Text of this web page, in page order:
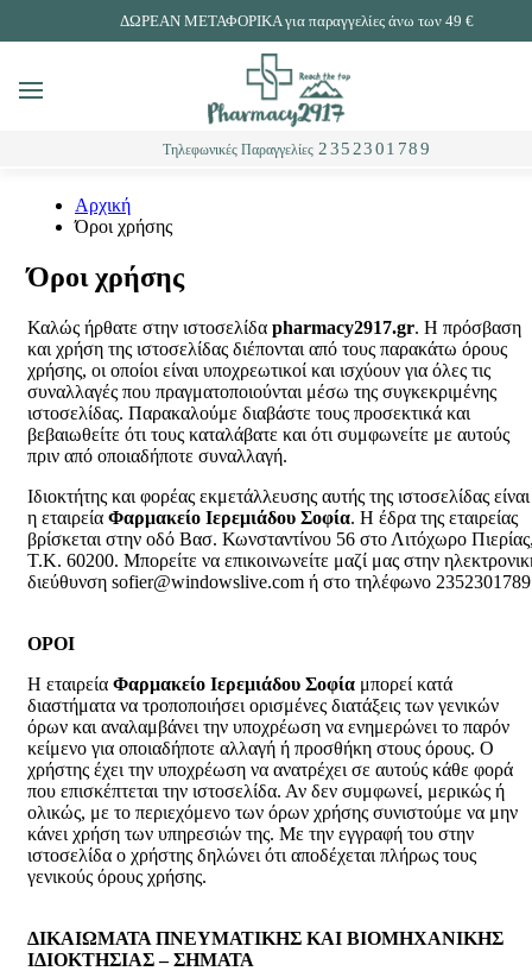
ΔΩΡΕΑΝ ΜΕΤΑΦΟΡΙΚΑ για παραγγελίες άνω των 49 €
Τηλεφωνικές Παραγγελίες 2352301789
MENU
Αρχική
Όροι χρήσης
Όροι χρήσης
Καλώς ήρθατε στην ιστοσελίδα pharmacy2917.gr. Η πρόσβαση
και χρήση της ιστοσελίδας διέπονται από τους παρακάτω όρους
χρήσης, οι οποίοι είναι υποχρεωτικοί και ισχύουν για όλες τις
συναλλαγές που πραγματοποιούνται μέσω της συγκεκριμένης
ιστοσελίδας. Παρακαλούμε διαβάστε τους προσεκτικά και
βεβαιωθείτε ότι τους καταλάβατε και ότι συμφωνείτε με αυτούς
πριν από οποιαδήποτε συναλλαγή.
Ιδιοκτήτης και φορέας εκμετάλλευσης αυτής της ιστοσελίδας είναι
η εταιρεία Φαρμακείο Ιερεμιάδου Σοφία. Η έδρα της εταιρείας
βρίσκεται στην οδό Βασ. Κωνσταντίνου 56 στο Λιτόχωρο
Τ.Κ. 60200. Μπορείτε να επικοινωνείτε μαζί μας στην
διεύθυνση sofier@windowslive.com ή στο τηλέφωνο
ΟΡΟΙ
Η εταιρεία Φαρμακείο Ιερεμιάδου Σοφία μπορεί κατά
διαστήματα να τροποποιήσει ορισμένες διατάξεις των γενικών
όρων και αναλαμβάνει την υποχρέωση να ενημερώνει το παρόν
κείμενο για οποιαδήποτε αλλαγή ή προσθήκη στους όρους. Ο
χρήστης έχει την υποχρέωση να ανατρέχει σε αυτούς κάθε φορά
που επισκέπτεται την ιστοσελίδα. Αν δεν συμφωνεί, μερικώς ή
ολικώς, με το περιεχόμενο των όρων χρήσης συνιστούμε να μην
κάνει χρήση των υπηρεσιών της. Με την εγγραφή του στην
ιστοσελίδα ο χρήστης δηλώνει ότι αποδέχεται πλήρως τους
γενικούς όρους χρήσης.
ΔΙΚΑΙΩΜΑΤΑ ΠΝΕΥΜΑΤΙΚΗΣ ΚΑΙ ΒΙΟΜΗΧΑΝΙΚΗΣ
ΙΔΙΟΚΤΗΣΙΑΣ – ΣΗΜΑΤΑ